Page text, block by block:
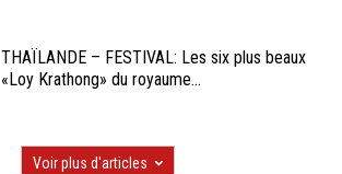
THAÏLANDE – FESTIVAL: Les six plus beaux
«Loy Krathong» du royaume...
Voir plus d'articles